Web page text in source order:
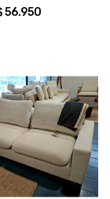
56.950